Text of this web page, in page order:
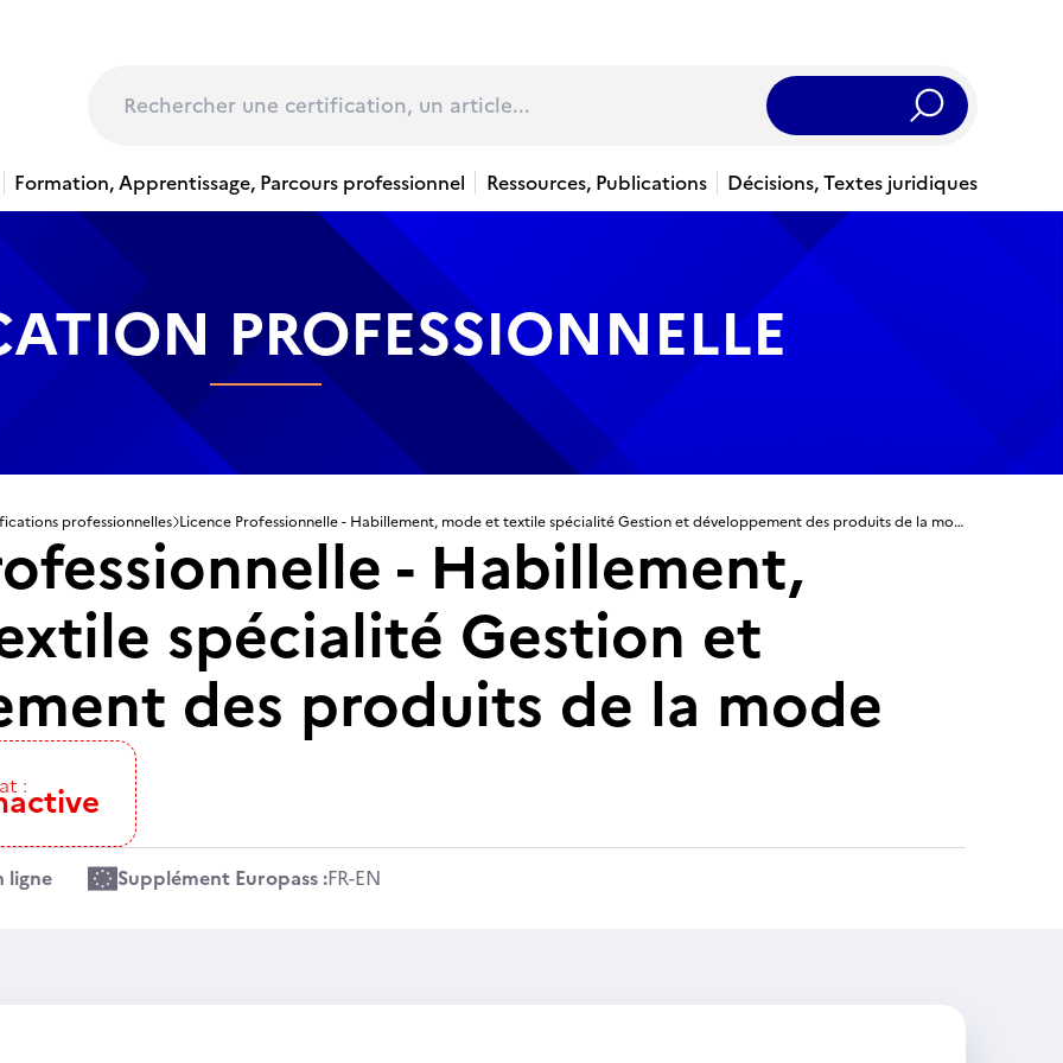
Rechercher
Formation, Apprentissage, Parcours professionnel Ressources, Publications Décisions, Textes juridiques
PROFESSIONNELLE
professionnelles Licence Professionnelle - Habillement, mode et textile spécialité Gestion et développement des produits de la mode
- Habillement,
spécialité Gestion et
des produits de la mode
:
ligne Supplément Europass :FR-EN